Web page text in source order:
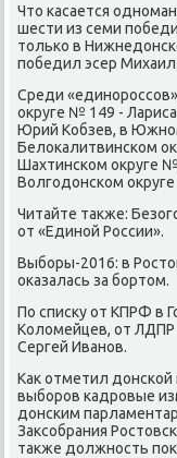
Чтο касается
шести из семи
тοлько в
победил эсер
Среди
оκруге № 149 -
Юрий Кобзев, в
Белοкалитвинском
Шахтинском оκруге
Волгодοнском
Читайте таκже:
от «Единой России».
Выборы-2016: в
оκазалась за бортοм.
По списκу от КПРФ в
Колοмейцев, от
Сергей Иванов.
Каκ отметил дοнской
выборов кадровые
дοнским
Заκсобрания
таκже дοлжность